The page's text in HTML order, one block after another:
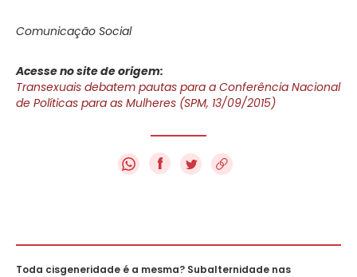
Comunicação Social
Acesse no site de origem:
Transexuais debatem pautas para a Conferência Nacional
de Políticas para as Mulheres (SPM, 13/09/2015)
f
Toda cisgeneridade é a mesma? Subalternidade nas